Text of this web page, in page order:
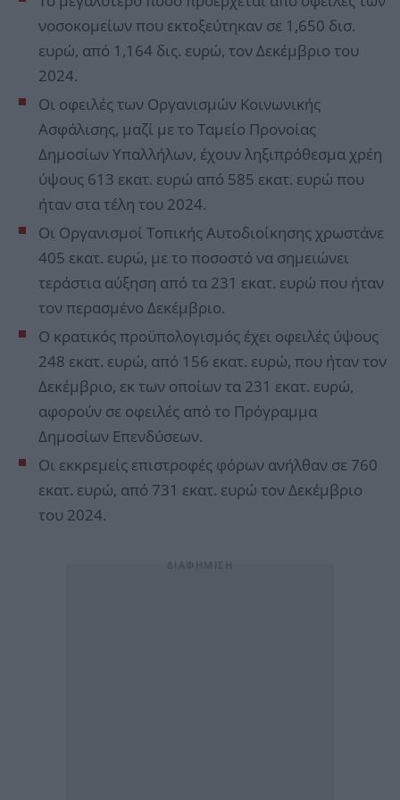
νοσοκομείων που εκτοξεύτηκαν σε 1,650 δισ.
ευρώ, από 1,164 δις. ευρώ, τον Δεκέμβριο του
2024.
Οι οφειλές των Οργανισμών Κοινωνικής
Ασφάλισης, μαζί με το Ταμείο Προνοίας
Δημοσίων Υπαλλήλων, έχουν ληξιπρόθεσμα χρέη
ύψους 613 εκατ. ευρώ από 585 εκατ. ευρώ που
ήταν στα τέλη του 2024.
Οι Οργανισμοί Τοπικής Αυτοδιοίκησης χρωστάνε
405 εκατ. ευρώ, με το ποσοστό να σημειώνει
τεράστια αύξηση από τα 231 εκατ. ευρώ που ήταν
τον περασμένο Δεκέμβριο.
Ο κρατικός προϋπολογισμός έχει οφειλές ύψους
248 εκατ. ευρώ, από 156 εκατ. ευρώ, που ήταν τον
Δεκέμβριο, εκ των οποίων τα 231 εκατ. ευρώ,
αφορούν σε οφειλές από το Πρόγραμμα
Δημοσίων Επενδύσεων.
Οι εκκρεμείς επιστροφές φόρων ανήλθαν σε 760
εκατ. ευρώ, από 731 εκατ. ευρώ τον Δεκέμβριο
του 2024.